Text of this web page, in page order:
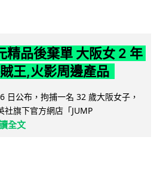
精品後棄單 大阪女 2 年
王,火影周邊產品
日公布，拘捕一名 32 歲大阪女子，
旗下官方網店「JUMP
全文